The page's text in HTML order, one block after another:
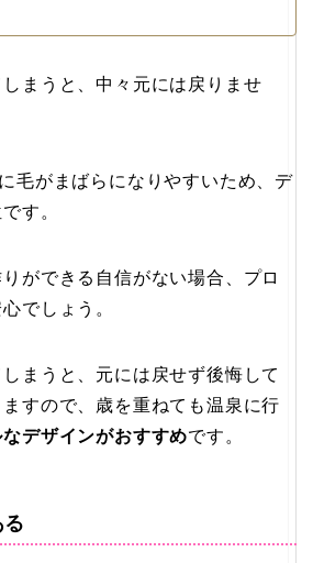
まうと、中々元には戻りませ
毛がまばらになりやすいため、デ
す。
ができる自信がない場合、プロ
でしょう。
まうと、元には戻せず後悔して
すので、歳を重ねても温泉に行
デザインがおすすめです。